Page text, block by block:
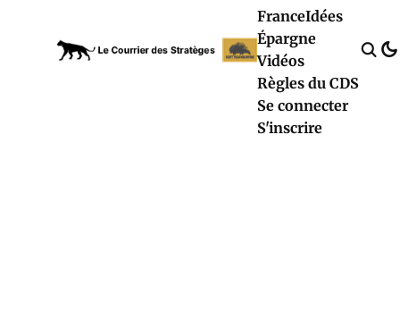
FranceIdées
Épargne
Vidéos
Règles du CDS
Se connecter
S'inscrire